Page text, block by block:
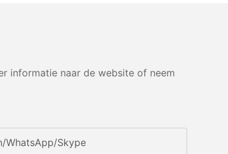
informatie naar de website of neem
WhatsApp/Skype